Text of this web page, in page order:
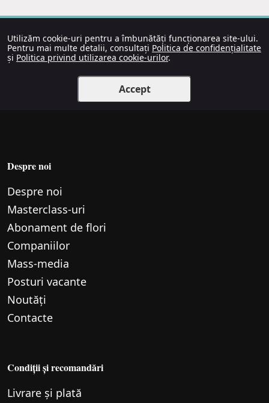
Utilizăm cookie-uri pentru a îmbunătăți funcționarea site-ului.
Pentru mai multe detalii, consultați Politica de confidențialitate
și Politica privind utilizarea cookie-urilor.
Accept
Despre noi
Despre noi
Маsterclass-uri
Abonament de flori
Companiilor
Mass-media
Posturi vacante
Noutăți
Contacte
Condiții și recomandări
Livrare și plată